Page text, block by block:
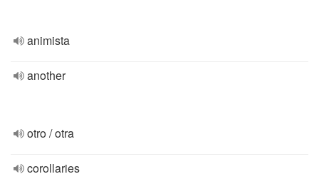
animista
another
otro / otra
corollaries